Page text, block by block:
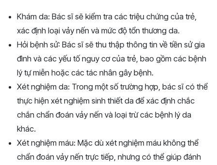
Khám da: Bác sĩ sẽ kiểm tra các triệu chứng của trẻ,
xác định loại vảy nến và mức độ tổn thương da.
Hỏi bệnh sử: Bác sĩ sẽ thu thập thông tin về tiền sử gia
đình và các yếu tố nguy cơ của trẻ, bao gồm các bệnh
lý tự miễn hoặc các tác nhân gây bệnh.
Xét nghiệm da: Trong một số trường hợp, bác sĩ có thể
thực hiện xét nghiệm sinh thiết da để xác định chắc
chắn chẩn đoán vảy nến và loại trừ các bệnh lý da
khác.
Xét nghiệm máu: Mặc dù xét nghiệm máu không thể
chẩn đoán vảy nến trực tiếp, nhưng có thể giúp đánh